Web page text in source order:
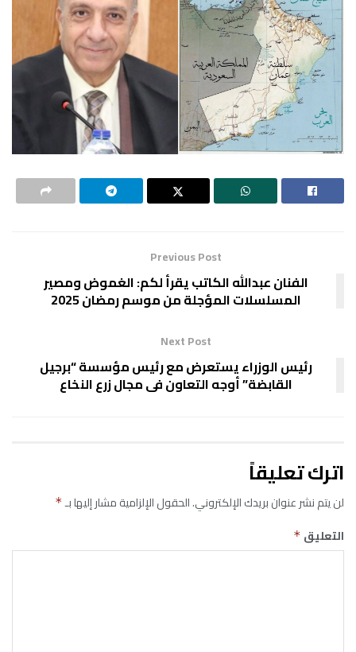
Previous Post
الفنان عبدالله الكاتب يقرأ لكم: الغموض ومصير
المسلسلات المؤجلة من موسم رمضان 2025
Next Post
رئيس الوزراء يستعرض مع رئيس مؤسسة “برجيل
القابضة” أوجه التعاون فى مجال زرع النخاع
اترك تعليقاً
لن يتم نشر عنوان بريدك الإلكتروني.الحقول الإلزامية مشار إليها بـ*
التعليق *